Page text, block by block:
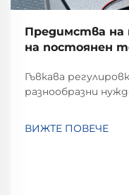
Предимства на
на постоянен
Гъвкава
разнообразни
изхода. За
ВИЖТЕ ПОВЕЧЕ